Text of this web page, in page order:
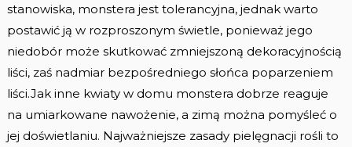
stanowiska, monstera jest tolerancyjna, jednak warto
postawić ją w rozproszonym świetle, ponieważ jego
niedobór może skutkować zmniejszoną dekoracyjnością
liści, zaś nadmiar bezpośredniego słońca poparzeniem
liści.Jak inne kwiaty w domu monstera dobrze reaguje
na umiarkowane nawożenie, a zimą można pomyśleć o
jej doświetlaniu. Najważniejsze zasady pielęgnacji rośli to